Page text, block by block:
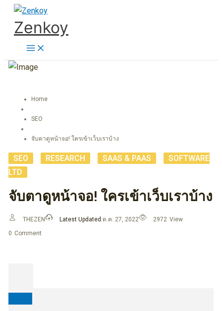
Skip
content
Zenkoy
Home
SEO
จับตาดูหน้าจอ! ใครเข้าเว็บเราบ้าง
SEO RESEARCH SAAS & PAAS
SOFTWARE
LTD
จับตาดูหน้าจอ! ใครเข้าเว็บเราบ้าง
THEZEN Latest Updated:ต.ค. 27, 2022 2972 View
0 Comment